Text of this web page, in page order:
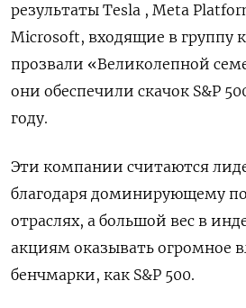
результаты Tesla , Meta
Microsoft, входящие в группу
прозвали «Великолепной
они обеспечили скачок S&P
году.
Эти компании считаются
благодаря доминирующему
отраслях, а большой вес в
акциям оказывать огромное
бенчмарки, как S&P 500.